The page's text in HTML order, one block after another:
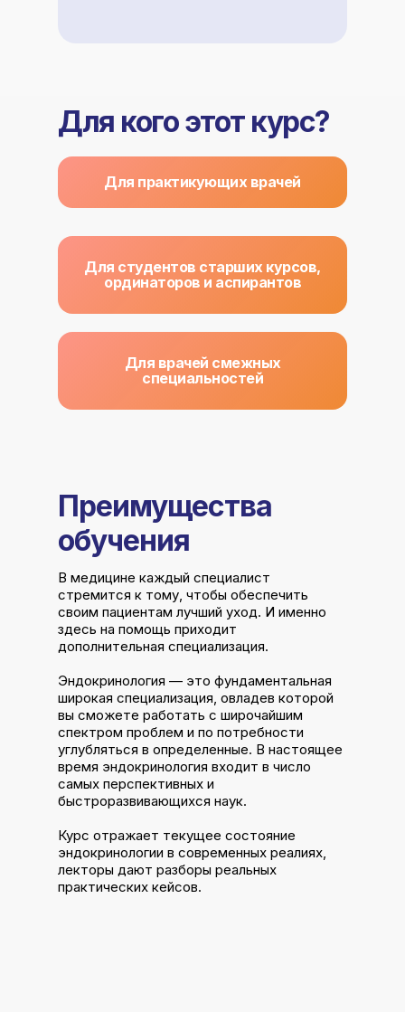
Для практикующих врачей
Для студентов старших курсов,
ординаторов и аспирантов
Для кого этот курс?
Для врачей смежных
специальностей
Преимущества
обучения
В медицине каждый специалист
стремится к тому, чтобы обеспечить
своим пациентам лучший уход. И именно
здесь на помощь приходит
дополнительная специализация.
Эндокринология — это фундаментальная
широкая специализация, овладев которой
вы сможете работать с широчайшим
спектром проблем и по потребности
углубляться в определенные. В настоящее
время эндокринология входит в число
самых перспективных и
быстроразвивающихся наук.
Курс отражает текущее состояние
эндокринологии в современных реалиях,
лекторы дают разборы реальных
практических кейсов.